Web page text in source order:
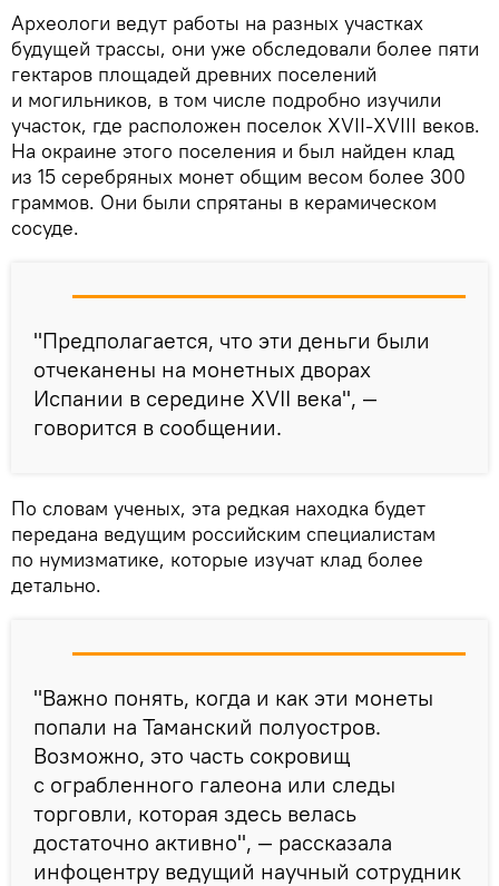
Археологи ведут работы на разных участках
будущей трассы, они уже обследовали более пяти
гектаров площадей древних поселений
и могильников, в том числе подробно изучили
участок, где расположен поселок XVII-XVIII веков.
На окраине этого поселения и был найден клад
из 15 серебряных монет общим весом более 300
граммов. Они были спрятаны в керамическом
сосуде.
"Предполагается, что эти деньги были
отчеканены на монетных дворах
Испании в середине XVII века", —
говорится в сообщении.
По словам ученых, эта редкая находка будет
передана ведущим российским специалистам
по нумизматике, которые изучат клад более
детально.
"Важно понять, когда и как эти монеты
попали на Таманский полуостров.
Возможно, это часть сокровищ
с ограбленного галеона или следы
торговли, которая здесь велась
достаточно активно", — рассказала
инфоцентру ведущий научный сотрудник